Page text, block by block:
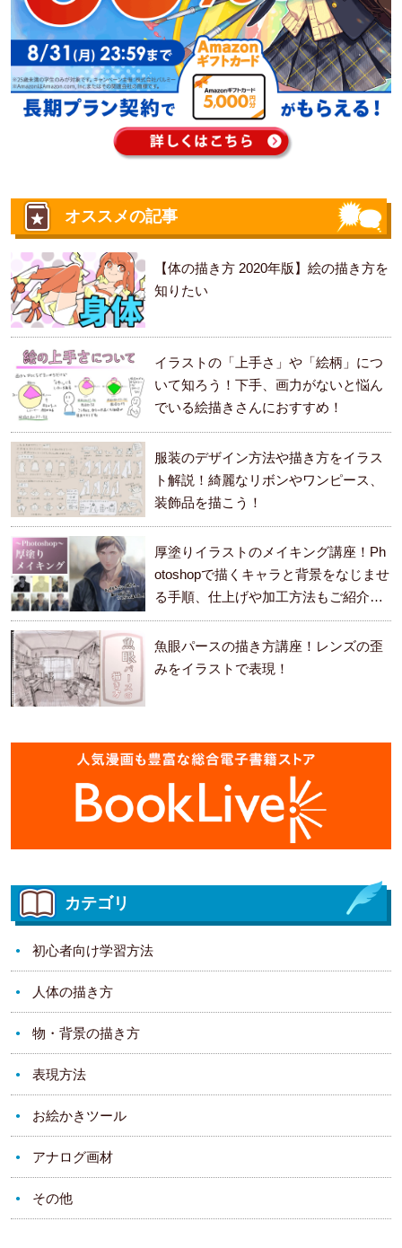
オススメの記事
【体の描き方 2020年版】絵の描き方を
知りたい
イラストの「上手さ」や「絵柄」につ
いて知ろう！下手、画力がないと悩ん
でいる絵描きさんにおすすめ！
服装のデザイン方法や描き方をイラス
ト解説！綺麗なリボンやワンピース、
装飾品を描こう！
厚塗りイラストのメイキング講座！Ph
otoshopで描くキャラと背景をなじませ
る手順、仕上げや加工方法もご紹介し
ます。
魚眼パースの描き方講座！レンズの歪
みをイラストで表現！
カテゴリ
初心者向け学習方法
人体の描き方
物・背景の描き方
表現方法
お絵かきツール
アナログ画材
その他